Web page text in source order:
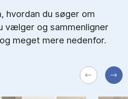
hvordan du søger om
vælger og sammenligner
meget mere nedenfor.